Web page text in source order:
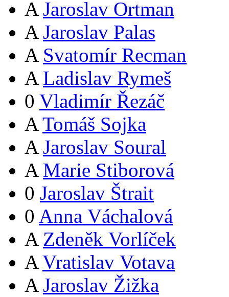
A Jaroslav Ortman
A Jaroslav Palas
A Svatomír Recman
A Ladislav Rymeš
0 Vladimír Řezáč
A Tomáš Sojka
A Jaroslav Soural
A Marie Stiborová
0 Jaroslav Štrait
0 Anna Váchalová
A Zdeněk Vorlíček
A Vratislav Votava
A Jaroslav Žižka